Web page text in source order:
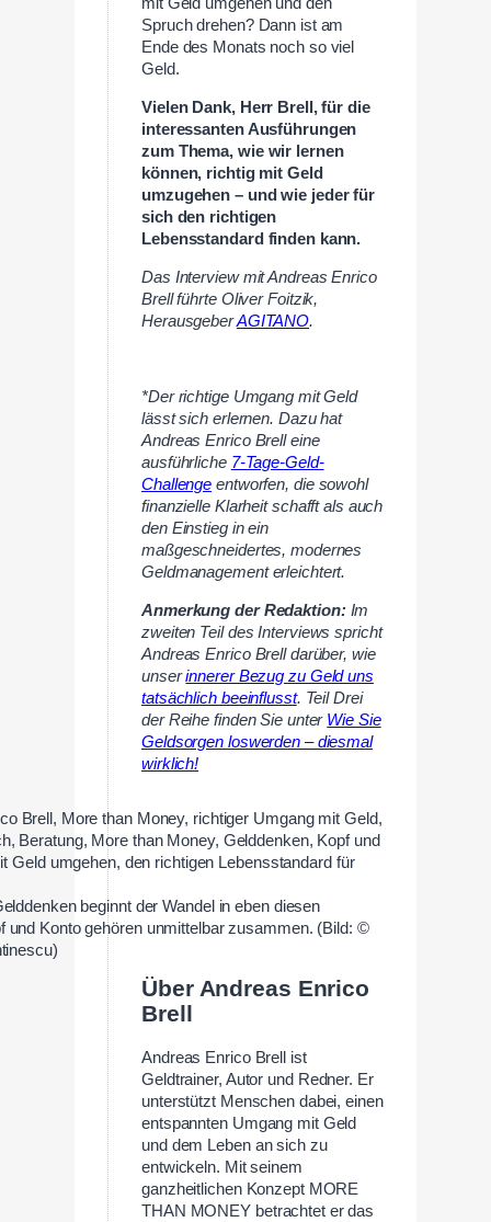
mit Geld umgehen und den
Spruch drehen? Dann ist am
Ende des Monats noch so viel
Geld.
Vielen Dank, Herr Brell, für die
interessanten Ausführungen
zum Thema, wie wir lernen
können, richtig mit Geld
umzugehen – und wie jeder für
sich den richtigen
Lebensstandard finden kann.
Das Interview mit Andreas Enrico
Brell führte Oliver Foitzik,
HerausgeberAGITANO.
*Der richtige Umgang mit Geld
lässt sich erlernen. Dazu hat
Andreas Enrico Brell eine
ausführliche 7-Tage-Geld-
Challenge entworfen, die sowohl
finanzielle Klarheit schafft als auch
den Einstieg in ein
maßgeschneidertes, modernes
Geldmanagement erleichtert.
Anmerkung der Redaktion:Im
zweiten Teil des Interviews spricht
Andreas Enrico Brell darüber, wie
unserinnerer Bezug zu Geld uns
tatsächlich beeinflusst. Teil Drei
der Reihe finden Sie unter Wie Sie
Geldsorgen loswerden – diesmal
wirklich!
beginnt der Wandel in eben diesen
und Konto gehören unmittelbar zusammen. (Bild: ©
Über Andreas Enrico
Brell
Andreas Enrico Brell ist
Geldtrainer, Autor und Redner. Er
unterstützt Menschen dabei, einen
entspannten Umgang mit Geld
und dem Leben an sich zu
entwickeln. Mit seinem
ganzheitlichen Konzept MORE
THAN MONEY betrachtet er das